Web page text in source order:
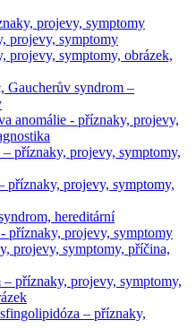
projevy, symptomy
projevy, symptomy
projevy, symptomy, obrázek,
Gaucherův syndrom –
anomálie - příznaky, projevy,
příznaky, projevy, symptomy,
příznaky, projevy, symptomy,
hereditární
příznaky, projevy, symptomy
projevy, symptomy, příčina,
příznaky, projevy, symptomy,
– příznaky,